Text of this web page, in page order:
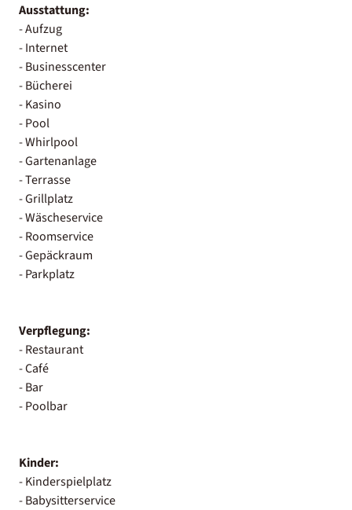
Ausstattung:
- Aufzug
- Internet
- Businesscenter
- Bücherei
- Kasino
- Pool
- Whirlpool
- Gartenanlage
- Terrasse
- Grillplatz
- Wäscheservice
- Roomservice
- Gepäckraum
- Parkplatz
Verpflegung:
- Restaurant
- Café
- Bar
- Poolbar
Kinder:
- Kinderspielplatz
- Babysitterservice